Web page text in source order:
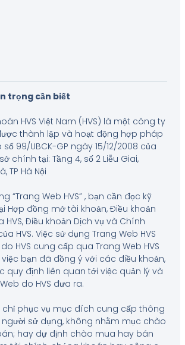
trọng cần biết
HVS Việt Nam (HVS) là một công ty
thành lập và hoạt động hợp pháp
99/UBCK-GP ngày 15/12/2008 của
chính tại: Tầng 4, số 2 Liễu Giai,
TP Hà Nội
“Trang Web HVS” , bạn cần đọc kỹ
Hợp đồng mở tài khoản, Điều khoản
HVS, Điều khoản Dịch vụ và Chính
HVS. Việc sử dụng Trang Web HVS
HVS cung cấp qua Trang Web HVS
bạn đã đồng ý với các điều khoản,
quy định liên quan tới việc quản lý và
do HVS đưa ra.
chỉ phục vụ mục đích cung cấp thông
sử dụng, không nhằm mục chào
hay dự định chào mua hay bán